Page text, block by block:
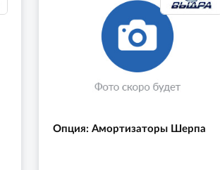
Опция: Амортизаторы Шерпа